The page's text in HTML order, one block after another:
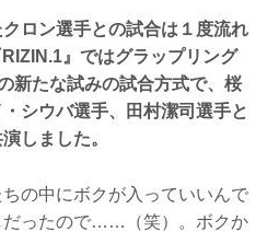
ロン選手との試合は１度流れ
』ではグラップリング
新たな試みの試合方式で、桜
シウバ選手、田村潔司選手と
しました。
の中にボクが入っていいんで
だったので……（笑）。ボクか